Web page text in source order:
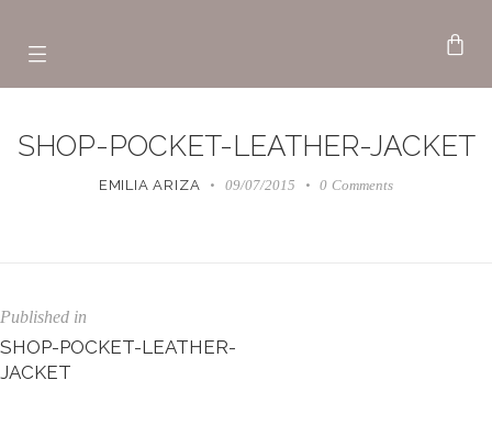
SHOP-POCKET-LEATHER-JACKET
EMILIA ARIZA 09/07/2015 0 Comments
Published in
SHOP-POCKET-LEATHER-
JACKET